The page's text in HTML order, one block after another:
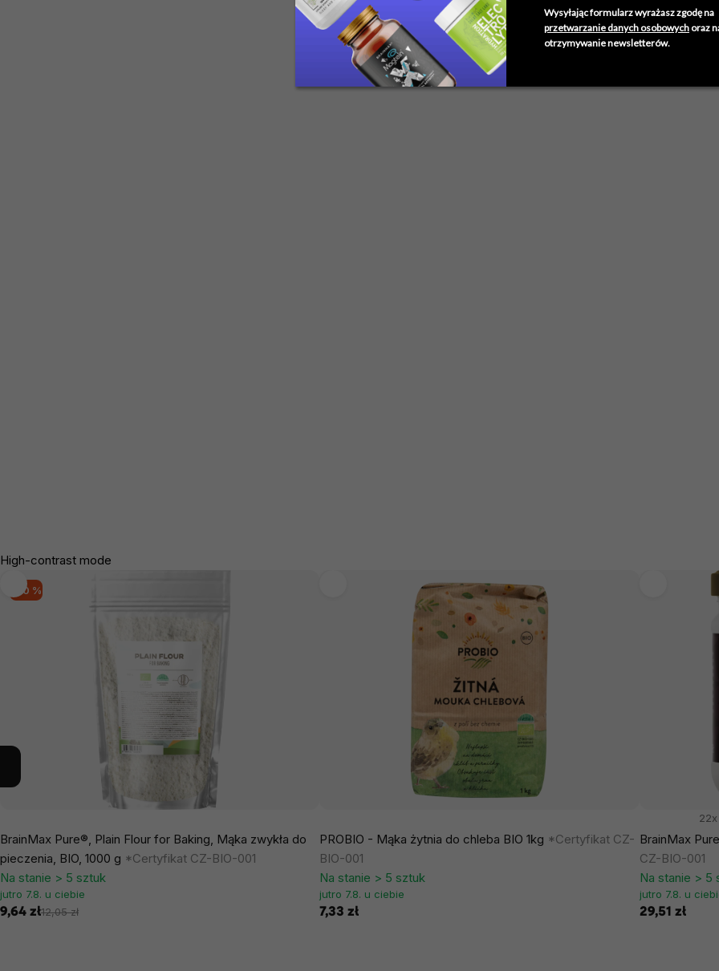
High-contrast mode
-20 %
BrainMax Pure®, Plain Flour for Baking, Mąka zwykła do
pieczenia, BIO, 1000 g *Certyfikat CZ-BIO-001
Na stanie > 5 sztuk
jutro 7.8. u ciebie
9,64 zł12,05 zł
PROBIO - Mąka żytnia do chleba BIO 1kg *Certyfikat CZ-
BIO-001
Na stanie > 5 sztuk
jutro 7.8. u ciebie
7,33 zł
BrainMax
CZ-BIO-001
22x
Na stanie > 5
jutro 7.8. u
29,51 zł
Wysyłając formularz wyrażasz zgodę na
przetwarzanie danych osobowych oraz
otrzymywanie newsletterów.